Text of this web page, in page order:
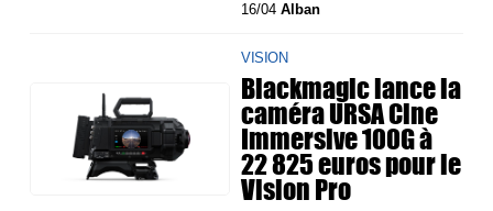
16/04Alban
VISION
Blackmagic lance la
caméra URSA Cine
Immersive 100G à
22 825 euros pour le
Vision Pro